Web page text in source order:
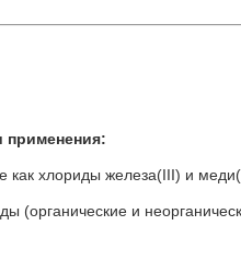
применения:
как хлориды железа(III) и
(органические и